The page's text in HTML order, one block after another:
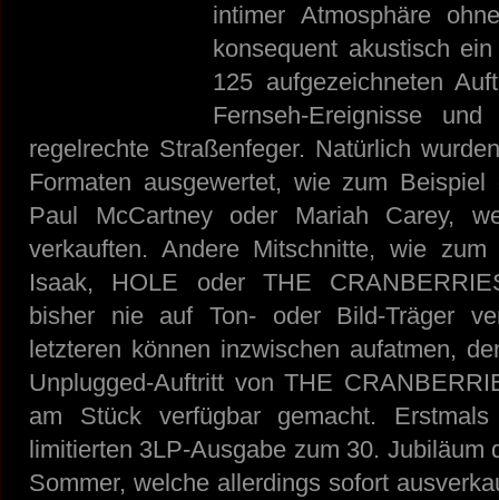
intimer Atmosphäre
konsequent akustisch
125 aufgezeichneten
Fernseh-Ereignisse
regelrechte Straßenfeger. Natürlich
Formaten ausgewertet, wie zum
Paul McCartney oder Mariah Carey,
verkauften. Andere Mitschnitte, wie
Isaak, HOLE oder THE
bisher nie auf Ton- oder Bild-Träger
letzteren können inzwischen aufatmen,
Unplugged-Auftritt von THE
am Stück verfügbar gemacht.
limitierten 3LP-Ausgabe zum 30. Jubiläum
Sommer, welche allerdings sofort